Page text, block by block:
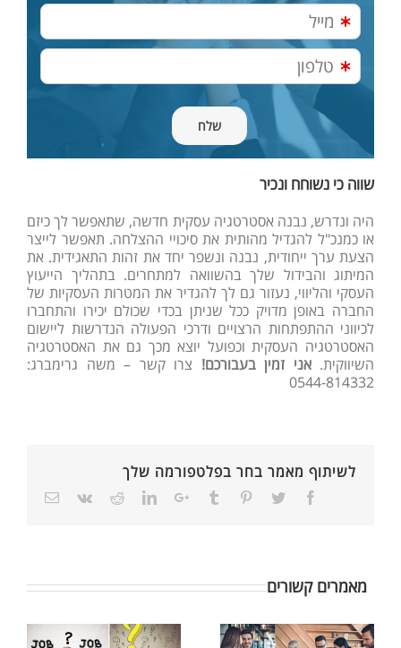
שווה כי נשוחח ונכיר
היה ונדרש, נבנה אסטרטגיה עסקית חדשה, שתאפשר לך כיזם
או כמנכ"ל להגדיל מהותית את סיכויי ההצלחה. תאפשר לייצר
הצעת ערך ייחודית, נבנה ונשפר יחד את זהות התאגידית. את
המיתוג והבידול שלך בהשוואה למתחרים. בתהליך הייעוץ
העסקי והליווי, נעזור גם לך להגדיר את המטרות העסקיות של
החברה באופן מדויק ככל שניתן בכדי שכולם יכירו והתחברו
לכיווני ההתפתחות הרצויים ודרכי הפעולה הנדרשות ליישום
האסטרטגיה העסקית וכפועל יוצא מכך גם את האסטרטגיה
השיווקית.אני זמין בעבורכם! צרו קשר – משה גרימברג:
0544-814332
לשיתוף מאמר בחר בפלטפורמה שלך
מאמרים קשורים